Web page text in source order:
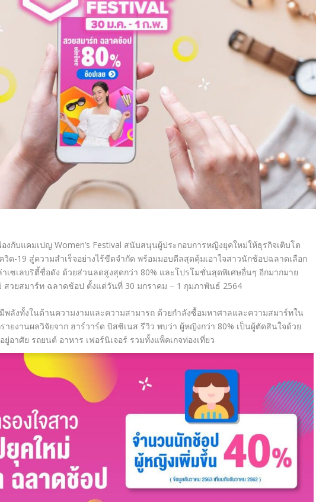
งกับแคมเปญ Women’s Festival สนับสนุนผู้ประกอบการหญิงยุคใหม่ให้ธุรกิจเติบโต
ด-19 สู่ความสำเร็จอย่างไร้ขีดจำกัด พร้อมมอบดีลสุดคุ้มเอาใจสาวนักช้อปฉลาดเลือก
เซเลบริตี้ชื่อดัง ด้วยส่วนลดสูงสุดกว่า 80% และโปรโมชั่นสุดพิเศษอื่นๆ อีกมากมาย
วยสมาร์ท ฉลาดช้อป ตั้งแต่วันที่ 30 มกราคม – 1 กุมภาพันธ์ 2564
ลังทั้งในด้านความงามและความสามารถ ด้วยกำลังซื้อมหาศาลและความสมาร์ทใน
ายงานผลวิจัยจาก ฮาร์วาร์ด บิสซิเนส รีวิว พบว่า ผู้หญิงกว่า 80% เป็นผู้ตัดสินใจด้วย
อาศัย รถยนต์ อาหาร เฟอร์นิเจอร์ รวมทั้งแพ็คเกจท่องเที่ยว